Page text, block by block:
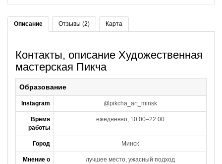
Описание Отзывы (2) Карта
Контакты, описание Художественная
мастерская Пикча
Образование
Instagram @pikcha_art_minsk
Время
работы
ежедневно, 10:00–22:00
Город Минск
Мнение о
лучшее место, ужасный подход